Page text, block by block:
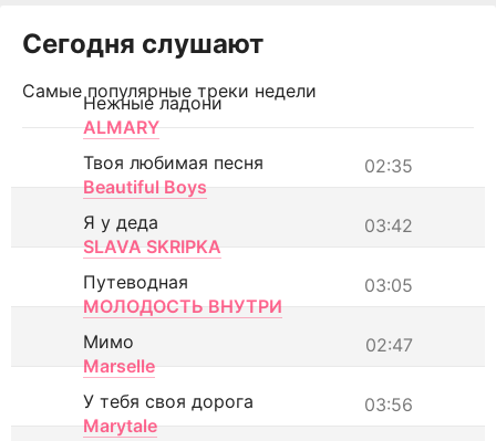
Сегодня слушают
Самые популярные треки недели
Нежные ладони
ALMARY
02:35
Твоя любимая песня
Beautiful Boys
03:42
Я у деда
SLAVA SKRIPKA
03:05
Путеводная
МОЛОДОСТЬ ВНУТРИ
02:47
Мимо
Marselle
03:56
У тебя своя дорога
Marytale